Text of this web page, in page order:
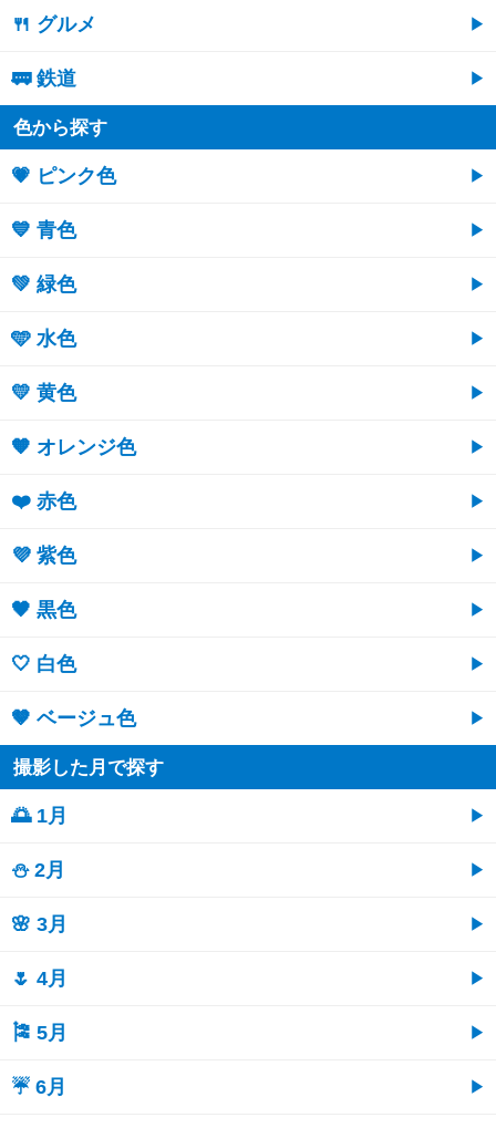
🍴 グルメ
🚃 鉄道
色から探す
💗 ピンク色
💙 青色
💚 緑色
🩵 水色
💛 黄色
🧡 オレンジ色
❤️ 赤色
💜 紫色
🖤 黒色
🤍 白色
🤎 ベージュ色
撮影した月で探す
🌅 1月
⛄ 2月
🌸 3月
🌷 4月
🎏 5月
☔ 6月